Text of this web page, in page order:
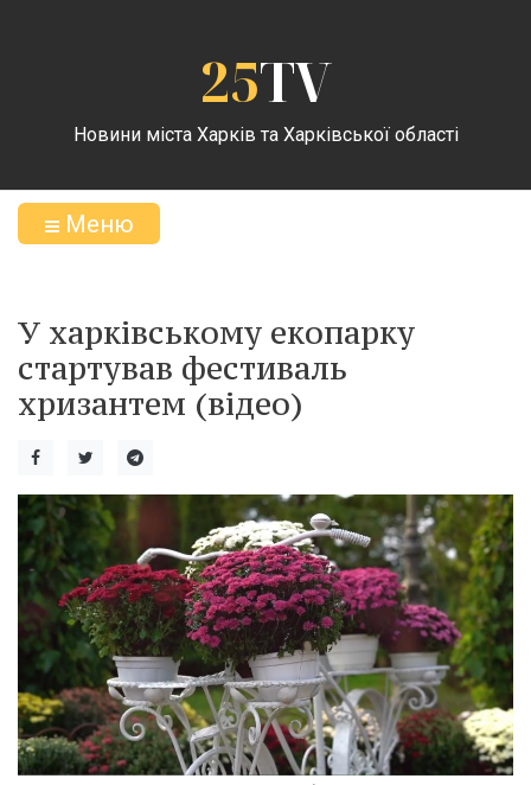
25TV
Новини міста Харків та Харківської області
Меню
У харківському екопарку
стартував фестиваль
хризантем (відео)